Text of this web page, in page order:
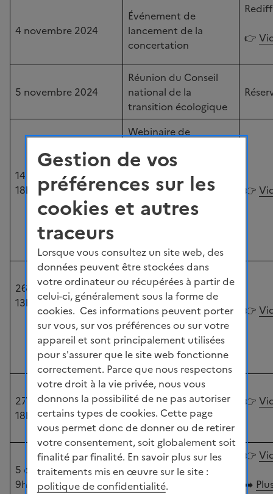
Gestion de vos
préférences sur les
cookies et autres
traceurs
Lorsque vous consultez un site web, des
données peuvent être stockées dans
votre ordinateur ou récupérées à partir de
celui-ci, généralement sous la forme de
cookies. Ces informations peuvent porter
sur vous, sur vos préférences ou sur votre
appareil et sont principalement utilisées
pour s'assurer que le site web fonctionne
correctement. Parce que nous respectons
votre droit à la vie privée, nous vous
donnons la possibilité de ne pas autoriser
certains types de cookies. Cette page
vous permet donc de donner ou de retirer
votre consentement, soit globalement soit
finalité par finalité. En savoir plus sur les
traitements mis en œuvre sur le site :
politique de confidentialité.
4 novembre 2024
Événement de
lancement de la
concertation
👉
5 novembre 2024
Réunion du Conseil
national de la
transition écologique
14 novembre 2024
18h00-20h00
Webinaire de
SNBC 3, de la PPE 3
(dont son annexe, la
SDMP 3) et de la
réponse du
Gouvernement à la
énergétique"
👉
26 novembre 2024
13h30-17h00
Tables rondes autour
des enjeux de
financement de la
transition et de
sobriété /
transformations
sociétales
👉
27 novembre 2024
18h00-18h45
Webinaire de
présentation du
simulateur France Net
Zéro de Carbone 4
👉
5 décembre 2024
9h00 à 11h00
Webinaire régional de
présentation SNBC-
PPE-PNACC (Pays de la
👉
➡️